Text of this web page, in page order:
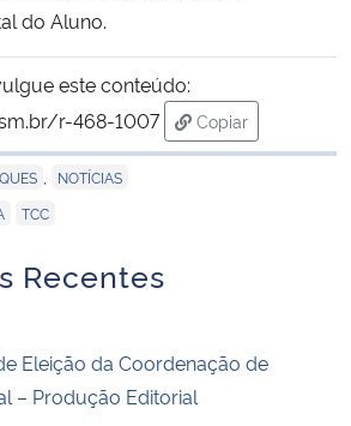
do Aluno.
este conteúdo:
r-468-1007
Copiar
para área de
NOTÍCIAS
TCC
Recentes
Eleição da Coordenação de
– Produção Editorial